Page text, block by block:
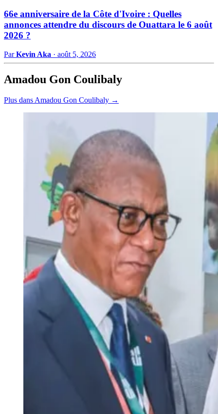
66e anniversaire de la Côte d'Ivoire : Quelles
annonces attendre du discours de Ouattara le 6 août
2026 ?
ParKevin Aka · août 5, 2026
Amadou Gon Coulibaly
Plus dans Amadou Gon Coulibaly →